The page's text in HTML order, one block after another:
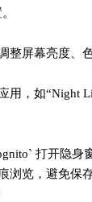
整屏幕亮度、
用，如“Night
打开隐身
浏览，避免保